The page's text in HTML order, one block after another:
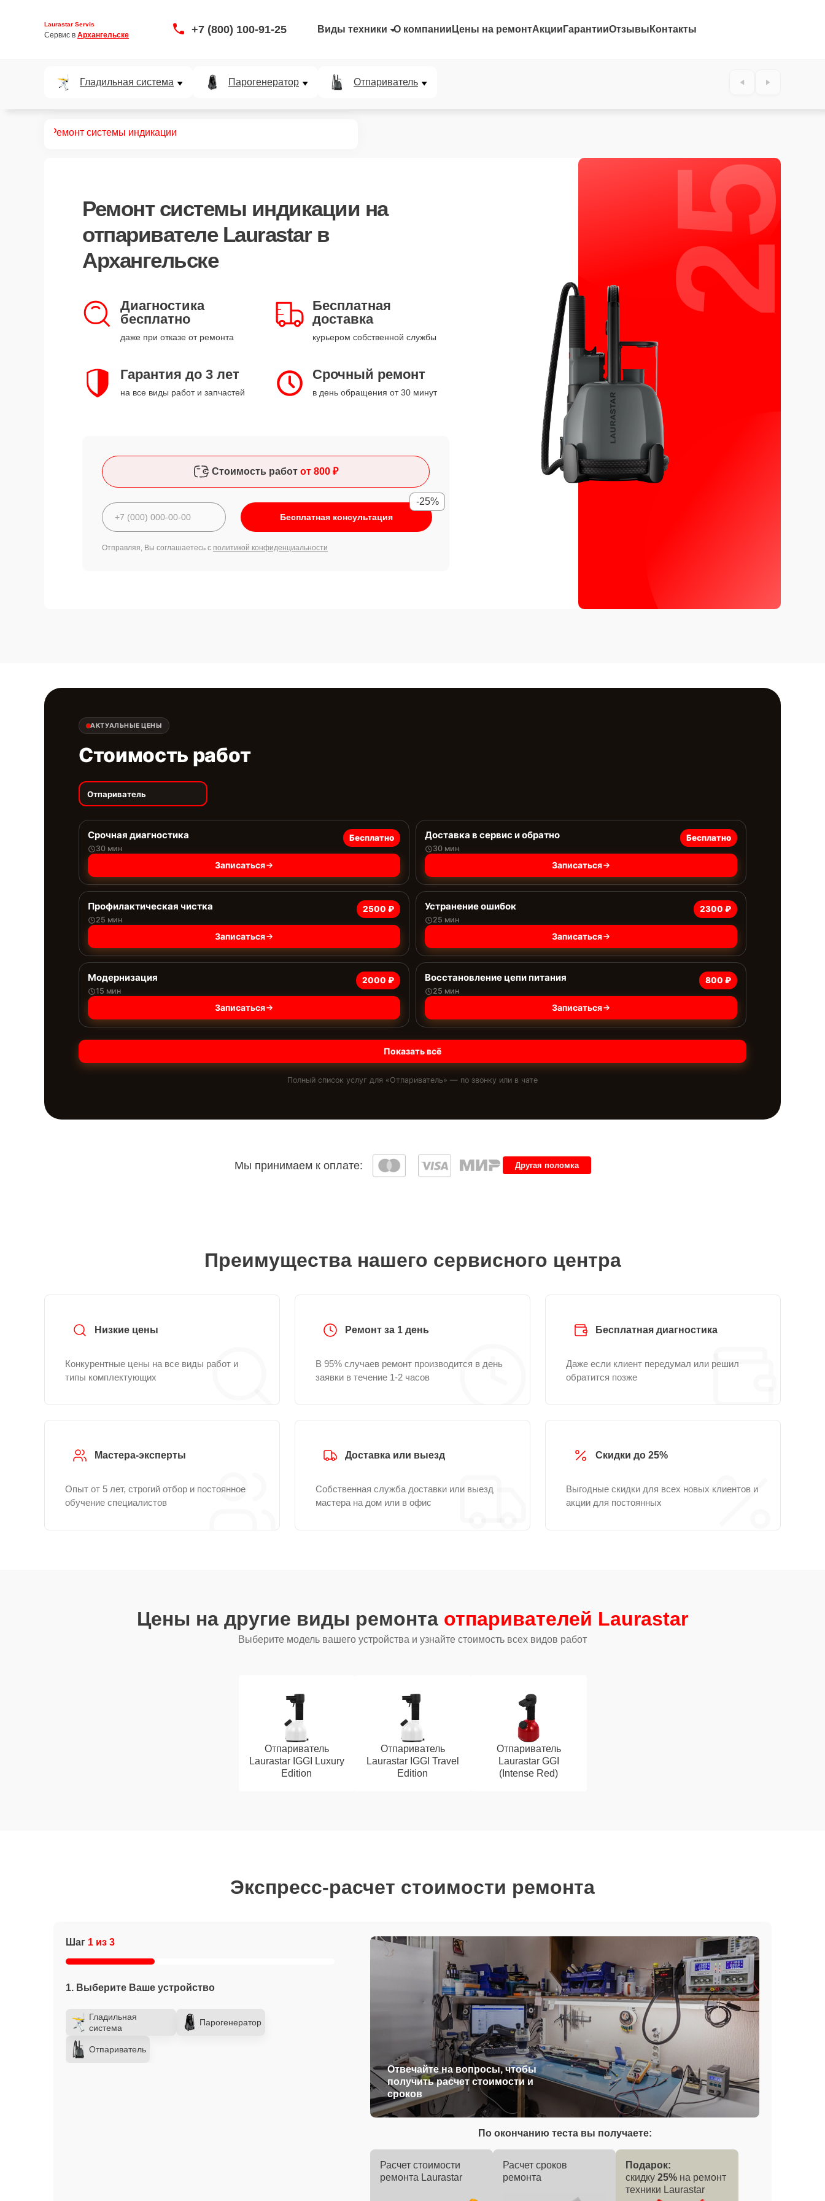
Laurastar Servis
Сервис в Архангельске +7 (800) 100-91-25 Виды техники О компании Цены на ремонтАкции ГарантииОтзывы Контакты
Гладильная система Парогенератор Отпариватель
Ремонт системы индикации
Ремонт системы индикации на
отпаривателе Laurastar в
Архангельске
Диагностика
бесплатно
даже при отказе от ремонта
Бесплатная
доставка
курьером собственной службы
Гарантия до 3 лет
на все виды работ и запчастей
Срочный ремонт
в день обращения от 30 минут
Стоимость работ от 800 ₽
Бесплатная консультация
-25%
Отправляя, Вы соглашаетесь с политикой конфиденциальности
25%
АКТУАЛЬНЫЕ ЦЕНЫ
Стоимость работ
Отпариватель
Срочная диагностика
30 мин
Бесплатно
Записаться
Доставка в сервис и обратно
30 мин
Бесплатно
Записаться
Профилактическая чистка
25 мин
2500 ₽
Записаться
Устранение ошибок
25 мин
2300 ₽
Записаться
Модернизация
15 мин
2000 ₽
Записаться
Восстановление цепи питания
25 мин
800 ₽
Записаться
Показать всё
Полный список услуг для «Отпариватель» — по звонку или в чате
Мы принимаем к оплате: Другая поломка
Преимущества нашего сервисного центра
Низкие цены
Конкурентные цены на все виды работ и
типы комплектующих
Ремонт за 1 день
В 95% случаев ремонт производится в день
заявки в течение 1-2 часов
Бесплатная диагностика
Даже если клиент передумал или решил
обратится позже
Мастера-эксперты
Опыт от 5 лет, строгий отбор и постоянное
обучение специалистов
Доставка или выезд
Собственная служба доставки или выезд
мастера на дом или в офис
Скидки до 25%
Выгодные скидки для всех новых клиентов и
акции для постоянных
Цены на другие виды ремонта отпаривателей Laurastar
Выберите модель вашего устройства и узнайте стоимость всех видов работ
Отпариватель
Laurastar IGGI Luxury
Edition
Отпариватель
Laurastar IGGI Travel
Edition
Отпариватель
Laurastar GGI
(Intense Red)
Экспресс-расчет стоимости ремонта
Шаг 1 из 3
1. Выберите Ваше устройство
Гладильная
система
Парогенератор
Отпариватель
Отвечайте на вопросы, чтобы
получить расчет стоимости и
сроков
По окончанию теста вы получаете:
Расчет стоимости
ремонта Laurastar
Расчет сроков
ремонта
Подарок:
скидку 25% на ремонт
техники Laurastar